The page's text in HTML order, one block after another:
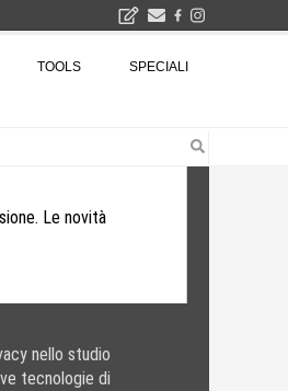
TOOLS SPECIALI
Le novità
nello studio
tecnologie di